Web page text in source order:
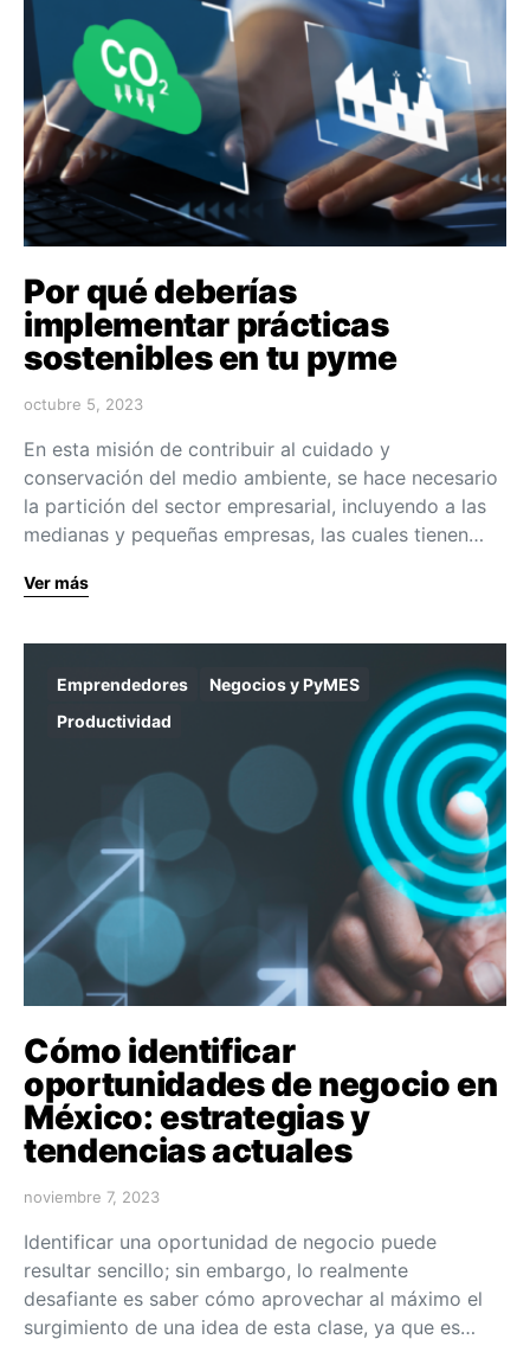
Por qué deberías
implementar prácticas
sostenibles en tu pyme
octubre 5, 2023
En esta misión de contribuir al cuidado y
conservación del medio ambiente, se hace necesario
la partición del sector empresarial, incluyendo a las
medianas y pequeñas empresas, las cuales tienen…
Ver más
Emprendedores
Negocios y PyMES
Productividad
Cómo identificar
oportunidades de negocio en
México: estrategias y
tendencias actuales
noviembre 7, 2023
Identificar una oportunidad de negocio puede
resultar sencillo; sin embargo, lo realmente
desafiante es saber cómo aprovechar al máximo el
surgimiento de una idea de esta clase, ya que es…